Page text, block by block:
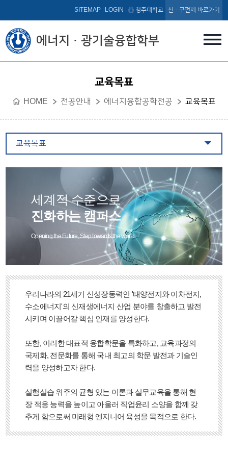
본문 바로가기
에너지ㆍ광기술융합학부
SITEMAP LOGIN 청주대학교 신·구편제 바로가기
교육목표
HOME 전공안내 에너지융합공학전공 교육목표
교육목표
세계적 수준으로
진화하는 캠퍼스
Opening the Future, Step towards the world
우리나라의 21세기 신성장동력인 '태양전지와 이차전지,
수소에너지'의 신재생에너지 산업 분야를 창출하고 발전
시키며 이끌어갈 핵심 인재를 양성한다.
또한, 이러한 대표적 융합학문을 특화하고, 교육과정의
국제화, 전문화를 통해 국내 최고의 학문 발전과 기술인
력을 양성하고자 한다.
실험실습 위주의 균형 있는 이론과 실무교육을 통해 현
장 적응 능력을 높이고 아울러 직업윤리 소양을 함께 갖
추게 함으로써 미래형 엔지니어 육성을 목적으로 한다.